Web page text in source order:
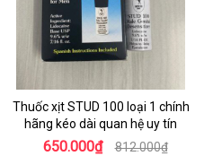
Thuốc xịt STUD 100 loại 1 chính
hãng kéo dài quan hệ uy tín
650.000₫ 812.000₫